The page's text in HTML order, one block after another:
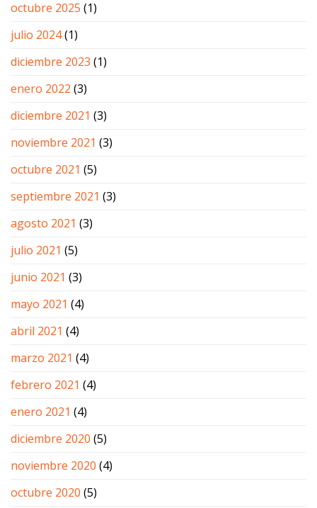
octubre 2025 (1)
julio 2024(1)
diciembre 2023 (1)
enero 2022 (3)
diciembre 2021 (3)
noviembre 2021 (3)
octubre 2021 (5)
septiembre 2021 (3)
agosto 2021 (3)
julio 2021 (5)
junio 2021 (3)
mayo 2021 (4)
abril 2021 (4)
marzo 2021 (4)
febrero 2021 (4)
enero 2021 (4)
diciembre 2020 (5)
noviembre 2020 (4)
octubre 2020 (5)